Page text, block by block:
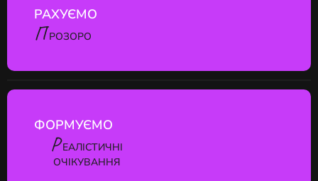
РАХУЄМО
П РОЗОРО
ФОРМУЄМО
Р ЕАЛІСТИЧНІ
ОЧІКУВАННЯ